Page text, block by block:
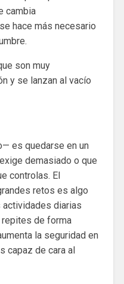
cambia
hace más necesario
son muy
y se lanzan al vacío
es quedarse en un
demasiado o que
controlas. El
retos es algo
actividades diarias
de forma
la seguridad en
capaz de cara al